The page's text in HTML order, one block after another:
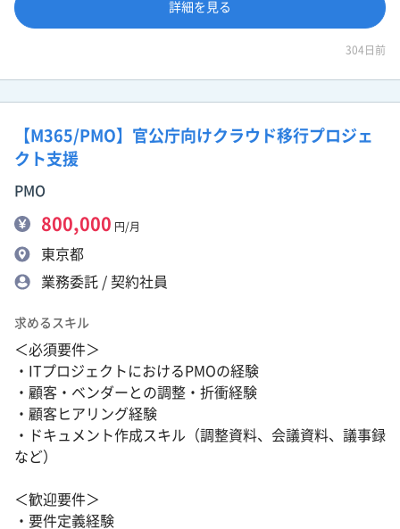
詳細を見る
304日前
【M365/PMO】官公庁向けクラウド移行プロジェ
クト支援
PMO
800,000 円/月
東京都
業務委託 / 契約社員
求めるスキル
＜必須要件＞
・ITプロジェクトにおけるPMOの経験
・顧客・ベンダーとの調整・折衝経験
・顧客ヒアリング経験
・ドキュメント作成スキル（調整資料、会議資料、議事録
など）
＜歓迎要件＞
・要件定義経験